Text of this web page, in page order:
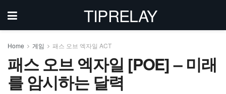
TIPRELAY
Home 게임 패스 오브 엑자일 ACT
패스 오브 엑자일 [POE] – 미래
를 암시하는 달력